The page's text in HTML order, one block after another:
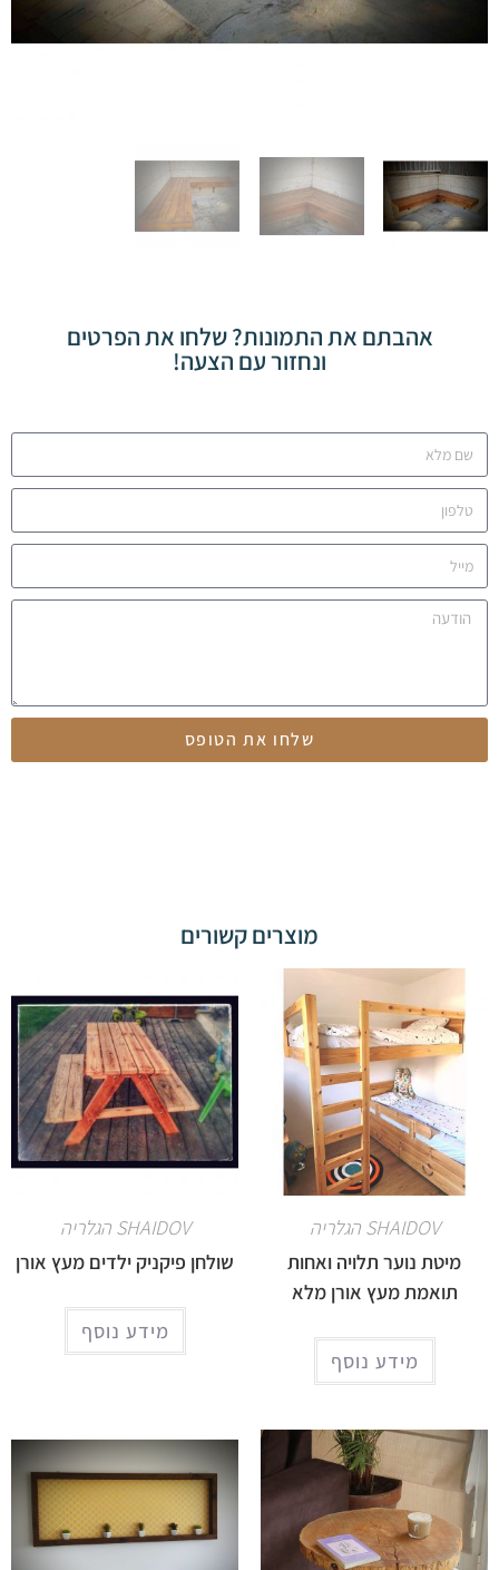
אהבתם את התמונות? שלחו את הפרטים
ונחזור עם הצעה!
שלחו את הטופס
מוצרים קשורים
SHAIDOV הגלריה
מיטת נוער תלויה ואחות
תואמת מעץ אורן מלא
מידע נוסף
SHAIDOV הגלריה
שולחן פיקניק ילדים מעץ אורן
מידע נוסף